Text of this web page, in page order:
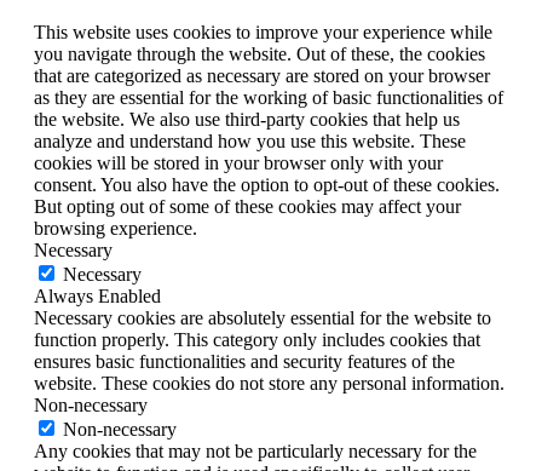
This website uses cookies to improve your experience while
you navigate through the website. Out of these, the cookies
that are categorized as necessary are stored on your browser
as they are essential for the working of basic functionalities of
the website. We also use third-party cookies that help us
analyze and understand how you use this website. These
cookies will be stored in your browser only with your
consent. You also have the option to opt-out of these cookies.
But opting out of some of these cookies may affect your
browsing experience.
Necessary
Necessary
Always Enabled
Necessary cookies are absolutely essential for the website to
function properly. This category only includes cookies that
ensures basic functionalities and security features of the
website. These cookies do not store any personal information.
Non-necessary
Non-necessary
Any cookies that may not be particularly necessary for the